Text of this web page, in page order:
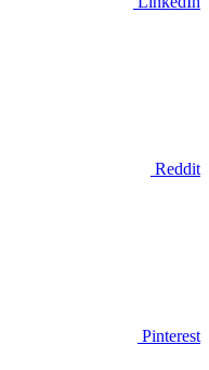
Reddit
Pinterest